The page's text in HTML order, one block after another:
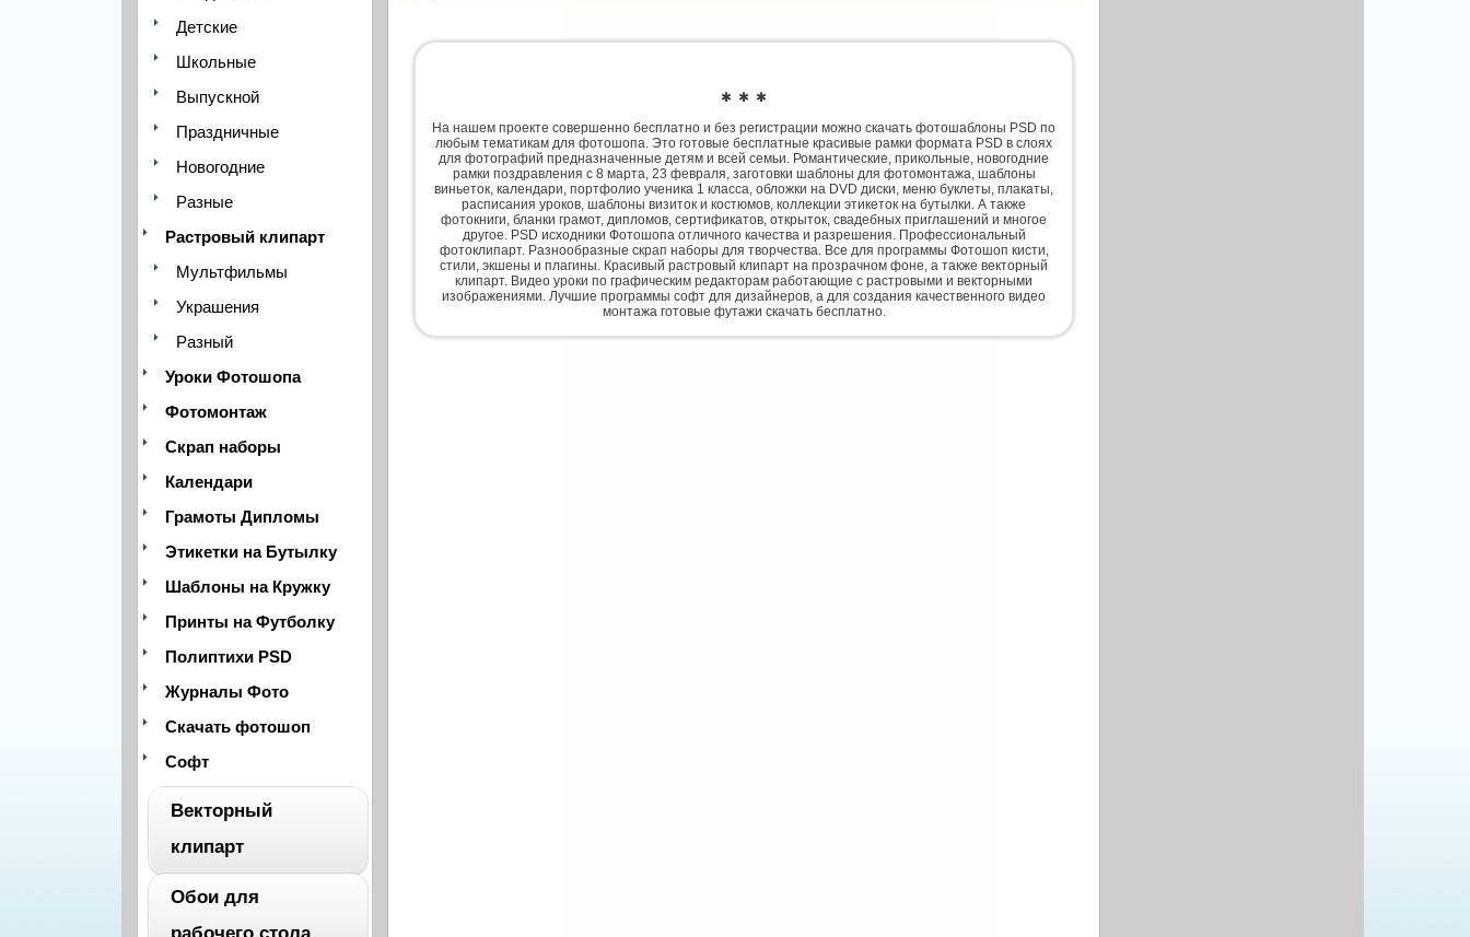
Детские
Школьные
Выпускной
Праздничные
Новогодние
Разные
Растровый клипарт
Мультфильмы
Украшения
Разный
Уроки Фотошопа
Фотомонтаж
Скрап наборы
Календари
Грамоты Дипломы
Этикетки на Бутылку
Шаблоны на Кружку
Принты на Футболку
Полиптихи PSD
Журналы Фото
Скачать фотошоп
Софт
Векторный
клипарт
Обои для
✱ ✱ ✱
На нашем проекте совершенно бесплатно и без регистрации можно скачать фотошаблоны PSD по
любым тематикам для фотошопа. Это готовые бесплатные красивые рамки формата PSD в слоях
для фотографий предназначенные детям и всей семьи. Романтические, прикольные, новогодние
рамки поздравления с 8 марта, 23 февраля, заготовки шаблоны для фотомонтажа, шаблоны
виньеток, календари, портфолио ученика 1 класса, обложки на DVD диски, меню буклеты, плакаты,
расписания уроков, шаблоны визиток и костюмов, коллекции этикеток на бутылки. А также
фотокниги, бланки грамот, дипломов, сертификатов, открыток, свадебных приглашений и многое
другое. PSD исходники Фотошопа отличного качества и разрешения. Профессиональный
фотоклипарт. Разнообразные скрап наборы для творчества. Все для программы Фотошоп кисти,
стили, экшены и плагины. Красивый растровый клипарт на прозрачном фоне, а также векторный
клипарт. Видео уроки по графическим редакторам работающие с растровыми и векторными
изображениями. Лучшие программы софт для дизайнеров, а для создания качественного видео
монтажа готовые футажи скачать бесплатно.